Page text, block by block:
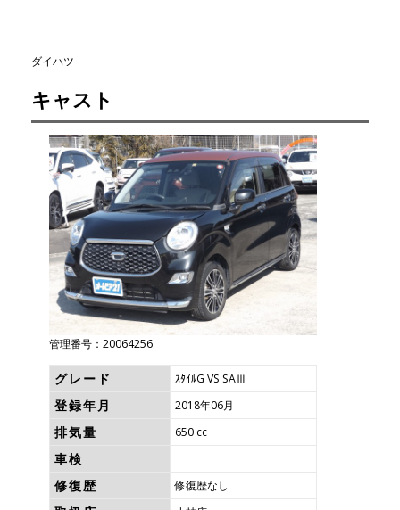
ダイハツ
キャスト
管理番号：20064256
グレード ｽﾀｲﾙG VS SAⅢ
登録年月 2018年06月
排気量 650 cc
車検
修復歴
修復歴なし